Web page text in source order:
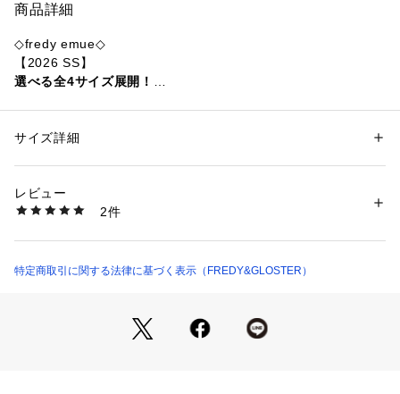
商品詳細
◇fredy emue◇
【2026 SS】
選べる全4サイズ展開！
・大好きなデニムパンツコーデをシンプル且つお洒落に着こな
したいという思いで企画に携わりました！
・スニーカーももちろん可愛いですが、丈をやや長めに作って
性別：レディース
素材：ブルー：(本体)綿100%、(別布)綿100%
0%
生産国：中国製
6-0330-3-29-207 （ショップ）
サイズ詳細
レビュー
2件
特定商取引に関する法律に基づく表示（FREDY&GLOSTER）